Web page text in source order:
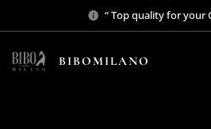
“ Top quality for your
BIBOMILANO